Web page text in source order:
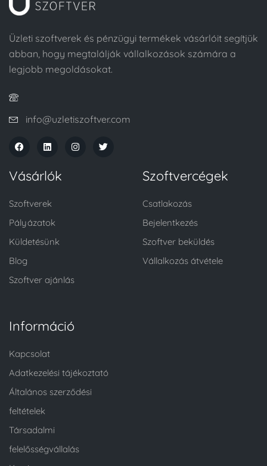
Üzleti szoftverek és pénzügyi termékek vásárlóit segítjük
abban, hogy megtalálják vállalkozások számára a
legjobb megoldásokat.
info@uzletiszoftver.com
Vásárlók
Szoftverek
Pályázatok
Küldetésünk
Blog
Szoftver ajánlás
Szoftvercégek
Csatlakozás
Bejelentkezés
Szoftver beküldés
Vállalkozás átvétele
Információ
Kapcsolat
Adatkezelési tájékoztató
Általános szerződési
feltételek
Társadalmi
felelősségvállalás